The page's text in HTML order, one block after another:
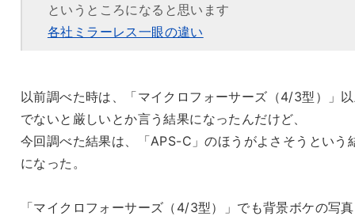
というところになると思います
各社ミラーレス一眼の違い
以前調べた時は、「マイクロフォーサーズ（4/3型）」
でないと厳しいとか言う結果になったんだけど、
今回調べた結果は、「APS-C」のほうがよさそうという
になった。
「マイクロフォーサーズ（4/3型）」でも背景ボケの写